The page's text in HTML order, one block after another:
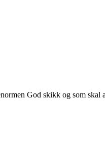
God skikk og som skal